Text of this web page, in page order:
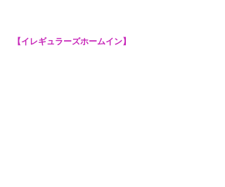
【イレギュラーズホームイン】